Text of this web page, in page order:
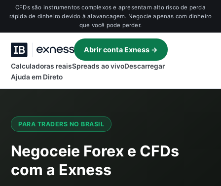
CFDs são instrumentos complexos e apresentam alto risco de perda
rápida de dinheiro devido à alavancagem. Negocie apenas com dinheiro
que você pode perder.
Calculadoras reaisSpreads ao vivoDescarregar
Ajuda em Direto
Abrir conta Exness →
PARA TRADERS NO BRASIL
Negoceie Forex e CFDs
com a Exness